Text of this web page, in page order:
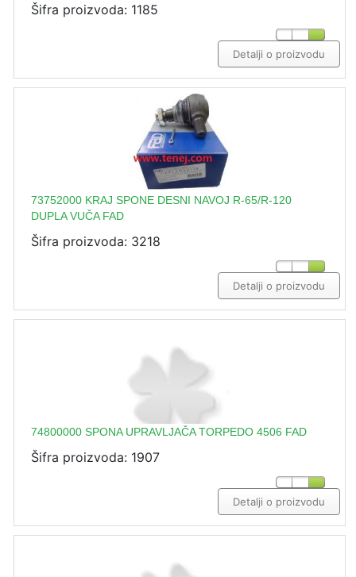
Šifra proizvoda: 1185
Detalji o proizvodu
73752000 KRAJ SPONE DESNI NAVOJ R-65/R-120
DUPLA VUČA FAD
Šifra proizvoda: 3218
Detalji o proizvodu
74800000 SPONA UPRAVLJAČA TORPEDO 4506 FAD
Šifra proizvoda: 1907
Detalji o proizvodu